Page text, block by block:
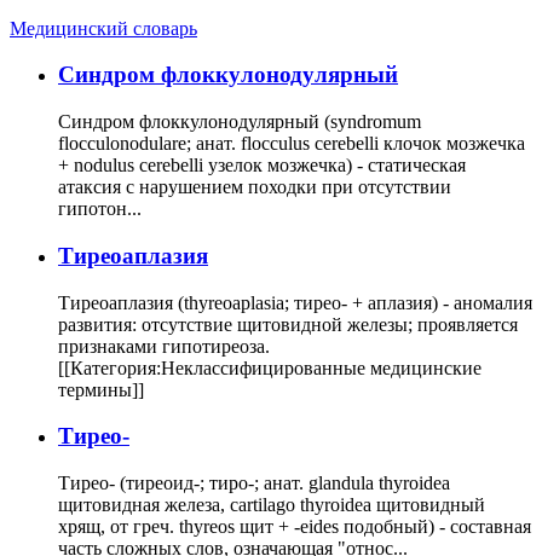
Медицинский словарь
Cиндром флоккулонодулярный
Синдром флоккулонодулярный (syndromum
flocculonodulare; анат. flocculus cerebelli клочок мозжечка
+ nodulus cerebelli узелок мозжечка) - статическая
атаксия с нарушением походки при отсутствии
гипотон...
Тиреоаплазия
Тиреоаплазия (thyreoaplasia; тирео- + аплазия) - аномалия
развития: отсутствие щитовидной железы; проявляется
признаками гипотиреоза.
[[Категория:Неклассифицированные медицинские
термины]]
Тирео-
Тирео- (тиреоид-; тиро-; анат. glandula thyroidea
щитовидная железа, cartilago thyroidea щитовидный
хрящ, от греч. thyreos щит + -eides подобный) - составная
часть сложных слов, означающая "относ...